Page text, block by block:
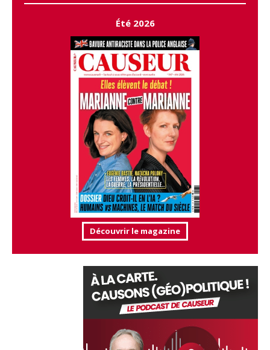
Été 2026
Découvrir le magazine